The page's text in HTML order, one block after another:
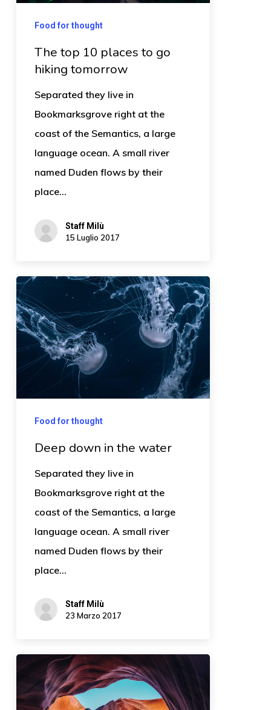
Food for thought
The top 10 places to go
hiking tomorrow
Separated they live in
Bookmarksgrove right at the
coast of the Semantics, a large
language ocean. A small river
named Duden flows by their
place…
Staff Milù
15 Luglio 2017
Food for thought
Deep down in the water
Separated they live in
Bookmarksgrove right at the
coast of the Semantics, a large
language ocean. A small river
named Duden flows by their
place…
Staff Milù
23 Marzo 2017